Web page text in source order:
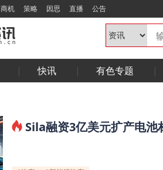
商机 策略 因思 直播 公告
快讯 有色专题
Sila融资3亿美元扩产电